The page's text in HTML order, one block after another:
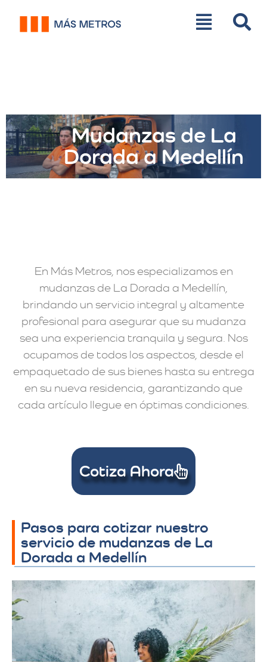
Mudanzas de La
Dorada a Medellín
En Más Metros, nos especializamos en
mudanzas de La Dorada a Medellín,
brindando un servicio integral y altamente
profesional para asegurar que su mudanza
sea una experiencia tranquila y segura. Nos
ocupamos de todos los aspectos, desde el
empaquetado de sus bienes hasta su entrega
en su nueva residencia, garantizando que
cada artículo llegue en óptimas condiciones.
Cotiza Ahora
Pasos para cotizar nuestro
servicio de mudanzas de La
Dorada a Medellín